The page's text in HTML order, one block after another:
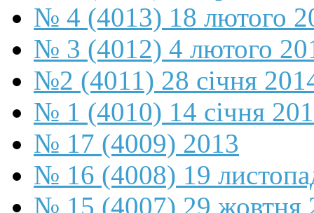
№ 4 (4013) 18 лютого
№ 3 (4012) 4 лютого
№2 (4011) 28 січня
№ 1 (4010) 14 січня
№ 17 (4009) 2013
№ 16 (4008) 19
№ 15 (4007) 29 жовтня